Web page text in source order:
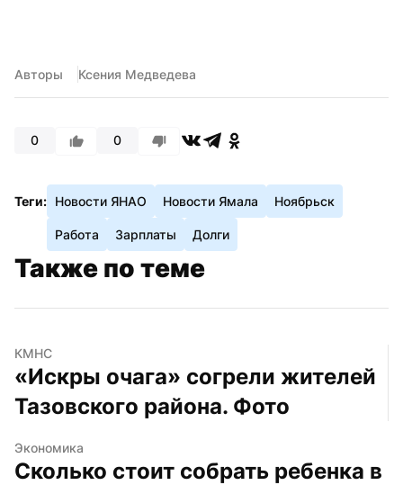
Авторы Ксения Медведева
0 0
Теги: Новости ЯНАО Новости Ямала Ноябрьск
Работа Зарплаты Долги
Также по теме
КМНС
«Искры очага» согрели жителей
Тазовского района. Фото
Экономика
Сколько стоит собрать ребенка в